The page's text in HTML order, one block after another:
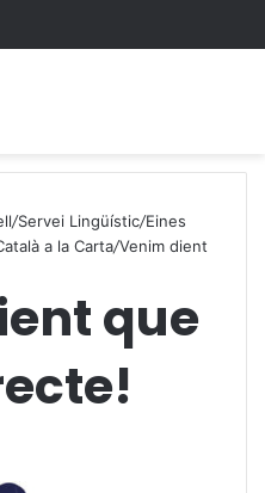
/Servei Lingüístic/Eines
a la Carta/Venim dient
que